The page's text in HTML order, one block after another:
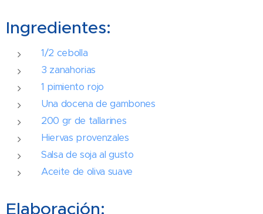
Ingredientes:
1/2 cebolla
3 zanahorias
1 pimiento rojo
Una docena de gambones
200 gr de tallarines
Hiervas provenzales
Salsa de soja al gusto
Aceite de oliva suave
Elaboración: